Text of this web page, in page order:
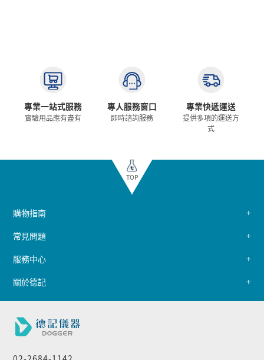
專業一站式服務
實驗用品應有盡有
專人服務窗口
即時諮詢服務
專業快遞運送
提供多項的運送方
式
TOP
購物指南
常見問題
服務中心
關於德記